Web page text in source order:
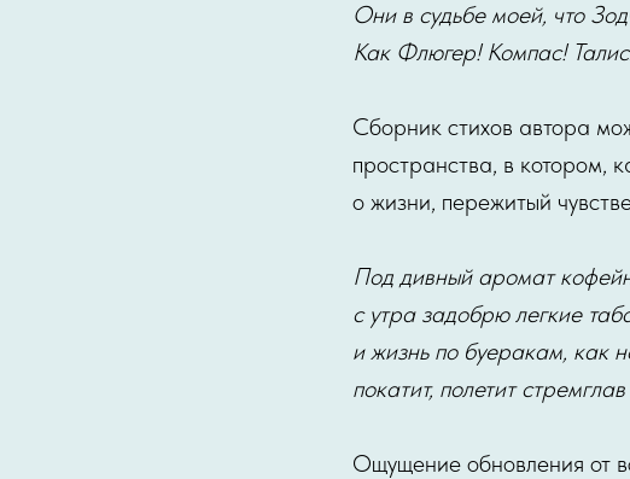
Они в судьбе моей, что
Как Флюгер! Компас!
Сборник стихов автора
пространства, в котором,
о жизни, пережитый
Под дивный аромат
с утра задобрю легкие
и жизнь по буеракам, как
покатит, полетит
Ощущение обновления от